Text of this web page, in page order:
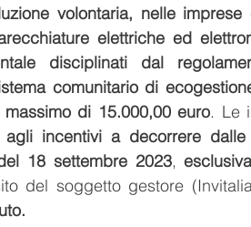
volontaria, nelle
elettriche ed
disciplinati dal
comunitario di
di 15.000,00 euro
agli incentivi a decorrere
18 settembre 2023,
del soggetto gestore